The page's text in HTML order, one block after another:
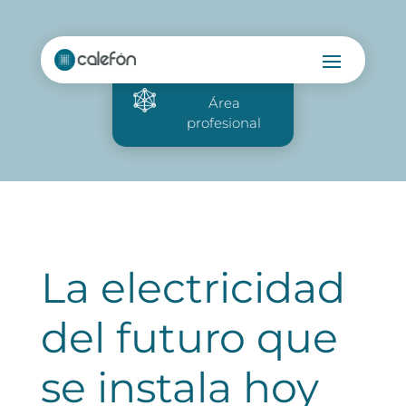
Área
profesional
La electricidad
del futuro que
se instala hoy